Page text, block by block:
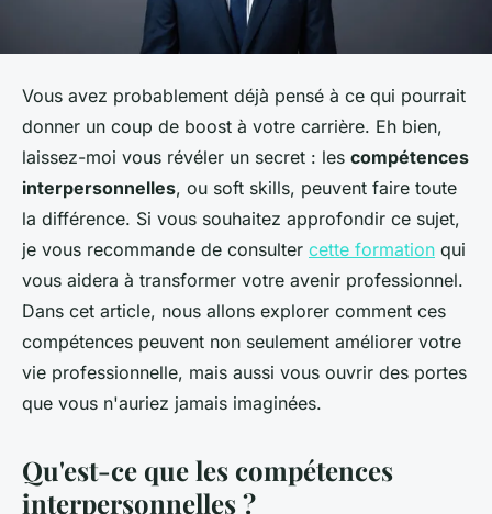
Vous avez probablement déjà pensé à ce qui pourrait
donner un coup de boost à votre carrière. Eh bien,
laissez-moi vous révéler un secret : les compétences
interpersonnelles, ou soft skills, peuvent faire toute
la différence. Si vous souhaitez approfondir ce sujet,
je vous recommande de consulter cette formation qui
vous aidera à transformer votre avenir professionnel.
Dans cet article, nous allons explorer comment ces
compétences peuvent non seulement améliorer votre
vie professionnelle, mais aussi vous ouvrir des portes
que vous n'auriez jamais imaginées.
Qu'est-ce que les compétences
interpersonnelles ?